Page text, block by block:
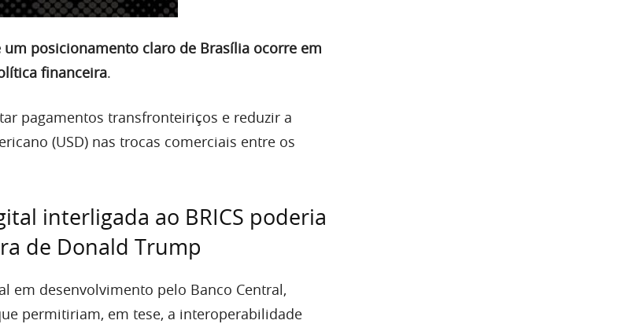
um posicionamento claro de Brasília ocorre em
financeira.
pagamentos transfronteiriços e reduzir a
(USD) nas trocas comerciais entre os
interligada ao BRICS poderia
de Donald Trump
em desenvolvimento pelo Banco Central,
permitiriam, em tese, a interoperabilidade